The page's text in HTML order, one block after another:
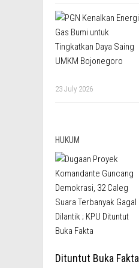
23 July 2026
HUKUM
Dituntut Buka Fakta